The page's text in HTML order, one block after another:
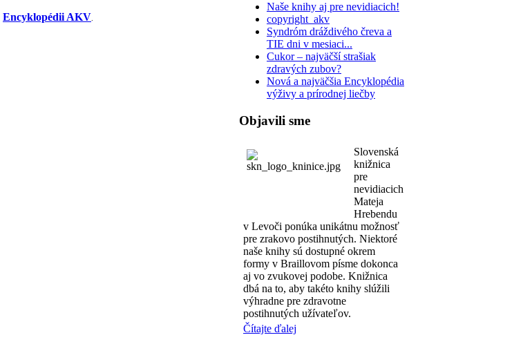
Encyklopédii AKV
Naše knihy aj pre nevidiacich!
copyright_akv
Syndróm dráždivého čreva a
TIE dni v mesiaci...
Cukor – najväčší strašiak
zdravých zubov?
Nová a najväčšia Encyklopédia
výživy a prírodnej liečby
Objavili sme
Slovenská
knižnica
pre
nevidiacich
Mateja
Hrebendu
v Levoči ponúka unikátnu možnosť
pre zrakovo postihnutých. Niektoré
naše knihy sú dostupné okrem
formy v Braillovom písme dokonca
aj vo zvukovej podobe. Knižnica
dbá na to, aby takéto knihy slúžili
výhradne pre zdravotne
postihnutých užívateľov.
Čítajte ďalej